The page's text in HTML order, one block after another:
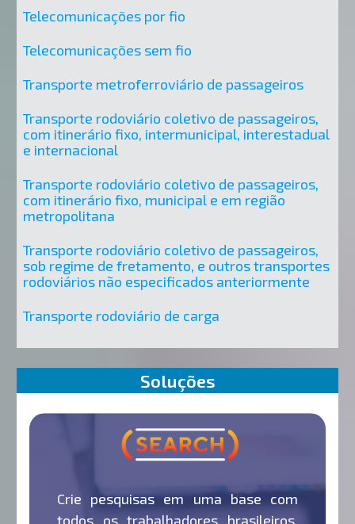
Telecomunicações por fio
Telecomunicações sem fio
Transporte metroferroviário de passageiros
Transporte rodoviário coletivo de passageiros,
com itinerário fixo, intermunicipal, interestadual
e internacional
Transporte rodoviário coletivo de passageiros,
com itinerário fixo, municipal e em região
metropolitana
Transporte rodoviário coletivo de passageiros,
sob regime de fretamento, e outros transportes
rodoviários não especificados anteriormente
Transporte rodoviário de carga
Soluções
Crie pesquisas em uma base com
todos os trabalhadores brasileiros,